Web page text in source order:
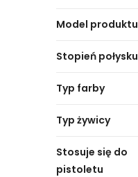
Model produktu
Stopień połysku
Typ farby
Typ żywicy
Stosuje się do
pistoletu